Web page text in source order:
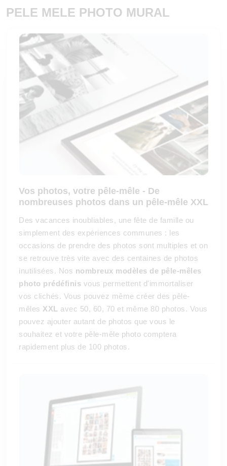
PELE MELE PHOTO MURAL
Vos photos, votre pêle-mêle - De
nombreuses photos dans un pêle-mêle XXL
Des vacances inoubliables, une fête de famille ou
simplement des expériences communes : les
occasions de prendre des photos sont multiples et on
se retrouve très vite avec des centaines de photos
inutilisées. Nos nombreux modèles de pêle-mêles
photo prédéfinis vous permettent d'immortaliser
vos clichés. Vous pouvez même créer des pêle-
mêles XXL avec 50, 60, 70 et même 80 photos. Vous
pouvez ajouter autant de photos que vous le
souhaitez et votre pêle-mêle photo comptera
rapidement plus de 100 photos.